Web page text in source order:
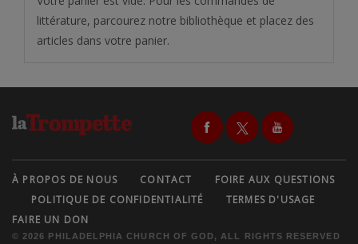
littérature, parcourez notre bibliothèque et placez des
articles dans votre panier.
À PROPOS DE NOUS CONTACT
FOIRE AUX QUESTIONS
POLITIQUE DE CONFIDENTIALITÉ
TERMES D'USAGE
FAIRE UN DON
© 2026 PHILADELPHIA CHURCH OF GOD, ALL RIGHTS RESERVED